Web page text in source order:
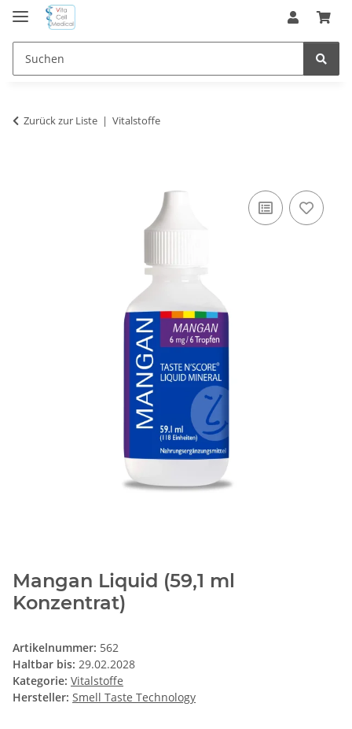
Zurück zur Liste Vitalstoffe
Mangan Liquid (59,1 ml
Konzentrat)
Artikelnummer: 562
Haltbar bis: 29.02.2028
Kategorie: Vitalstoffe
Hersteller: Smell Taste Technology